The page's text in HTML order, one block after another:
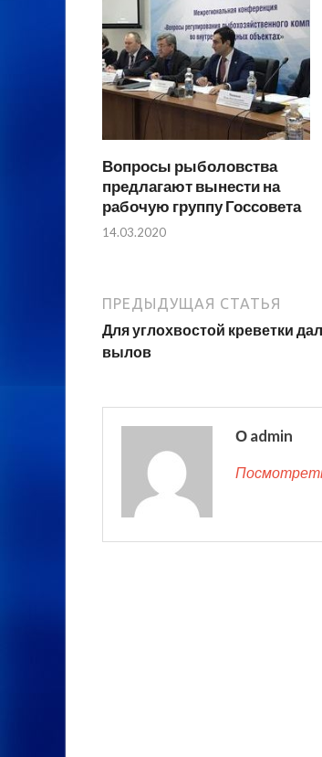
Вопросы рыболовства
предлагают вынести на
рабочую группу Госсовета
14.03.2020
ПРЕДЫДУЩАЯ СТАТЬЯ
Для углохвостой креветки
вылов
О admin